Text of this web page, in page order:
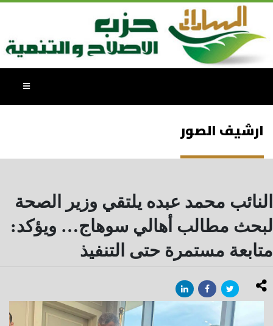
ارشيف الصور
النائب محمد عبده يلتقي وزير الصحة
لبحث مطالب أهالي سوهاج… ويؤكد:
متابعة مستمرة حتى التنفيذ